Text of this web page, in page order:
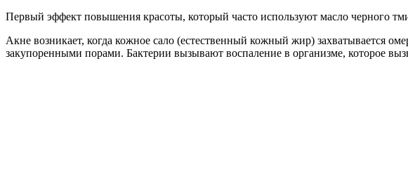
Первый эффект повышения красоты, который часто используют масло черного
Акне возникает, когда кожное сало (естественный кожный жир) захватывается
закупоренными порами. Бактерии вызывают воспаление в организме, которое